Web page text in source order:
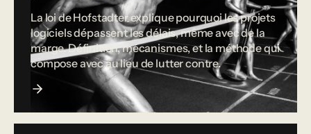
La loi de Hofstadter explique pourquoi les projets
logiciels dépassent les délais, même avec de la
marge. Définition, mécanismes, et la méthode qui
compose avec au lieu de lutter contre.